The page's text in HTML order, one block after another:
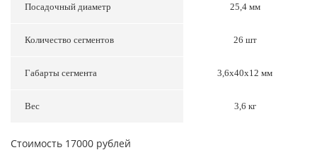
Посадочный диаметр 25,4 мм
Количество сегментов 26 шт
Габарты сегмента 3,6х40х12 мм
Вес 3,6 кг
Cтоимость 17000 рублей